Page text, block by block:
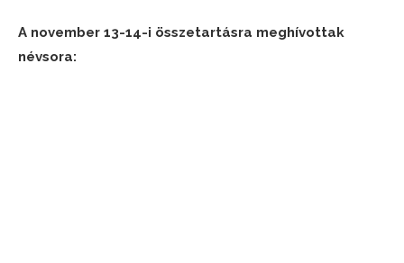
A november 13-14-i összetartásra meghívottak
névsora: